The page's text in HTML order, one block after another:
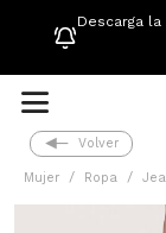
Descarga la
Volver
Mujer Ropa